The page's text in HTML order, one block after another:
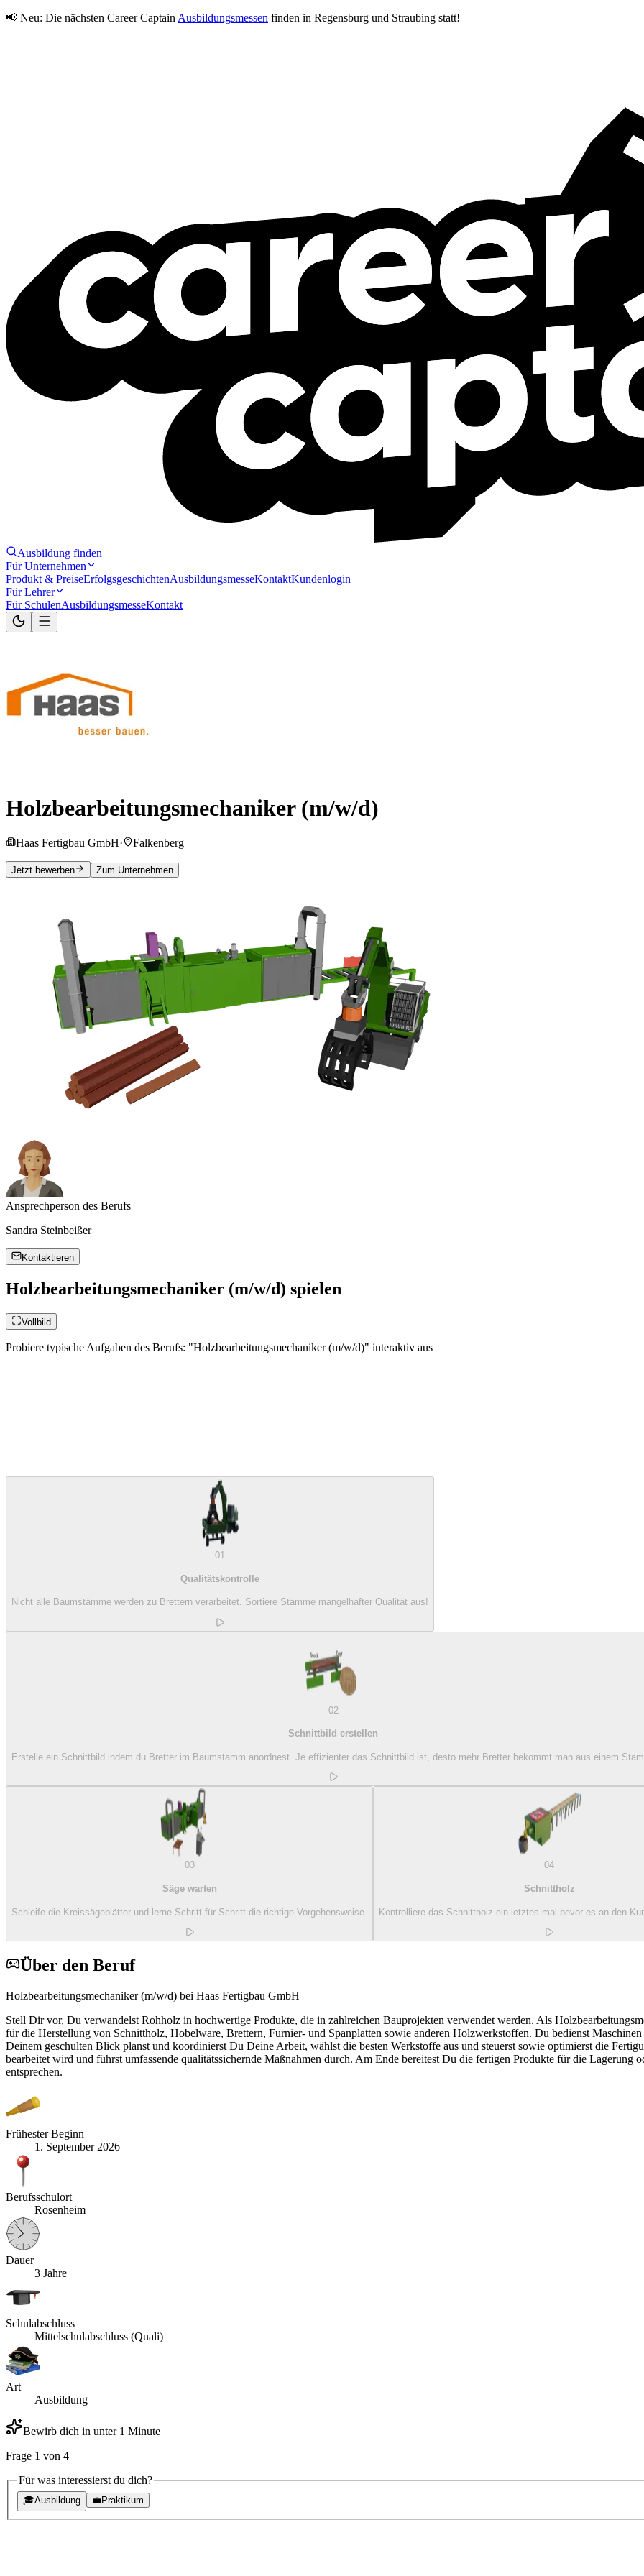
📢 Neu: Die nächsten Career Captain Ausbildungsmessen finden in Regensburg und Straubing statt!
Ausbildung finden
Für Unternehmen
Produkt & PreiseErfolgsgeschichtenAusbildungsmesseKontaktKundenlogin
Für Lehrer
Für SchulenAusbildungsmesseKontakt
Holzbearbeitungsmechaniker (m/w/d)
Haas Fertigbau GmbH· Falkenberg
Jetzt bewerben Zum Unternehmen
Ansprechperson des Berufs
Sandra Steinbeißer
Kontaktieren
Holzbearbeitungsmechaniker (m/w/d) spielen
Vollbild
Probiere typische Aufgaben des Berufs: "Holzbearbeitungsmechaniker (m/w/d)" interaktiv aus
01
Qualitätskontrolle
Nicht alle Baumstämme werden zu Brettern verarbeitet. Sortiere Stämme mangelhafter Qualität aus!
02
Schnittbild erstellen
Erstelle ein Schnittbild indem du Bretter im Baumstamm anordnest. Je effizienter das Schnittbild ist, desto mehr Bretter bekommt man aus einem
03
Säge warten
Schleife die Kreissägeblätter und lerne Schritt für Schritt die richtige Vorgehensweise.
04
Schnittholz
Kontrolliere das Schnittholz ein letztes mal bevor es an den
Über den Beruf
Holzbearbeitungsmechaniker (m/w/d) bei Haas Fertigbau GmbH
Stell Dir vor, Du verwandelst Rohholz in hochwertige Produkte, die in zahlreichen Bauprojekten verwendet werden. Als
für die Herstellung von Schnittholz, Hobelware, Brettern, Furnier- und Spanplatten sowie anderen Holzwerkstoffen. Du bedienst
Deinem geschulten Blick planst und koordinierst Du Deine Arbeit, wählst die besten Werkstoffe aus und steuerst sowie optimierst die
bearbeitet wird und führst umfassende qualitätssichernde Maßnahmen durch. Am Ende bereitest Du die fertigen Produkte für die Lagerung
entsprechen.
Frühester Beginn
1. September 2026
Berufsschulort
Rosenheim
Dauer
3 Jahre
Schulabschluss
Mittelschulabschluss (Quali)
Art
Ausbildung
Bewirb dich in unter 1 Minute
Frage 1 von 4
Für was interessierst du dich?
🎓Ausbildung 💼Praktikum